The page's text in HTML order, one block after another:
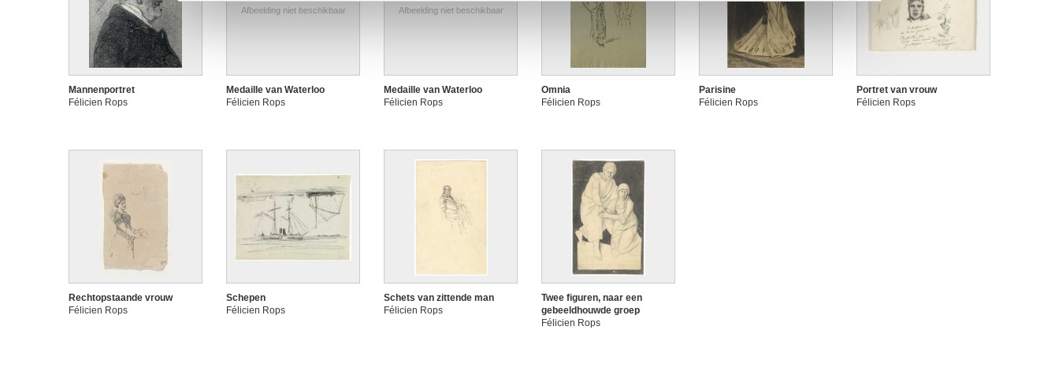
Mannenportret
Félicien Rops
Afbeelding niet beschikbaar
Medaille van Waterloo
Félicien Rops
Afbeelding niet beschikbaar
Medaille van Waterloo
Félicien Rops
Omnia
Félicien Rops
Parisine
Félicien Rops
Portret van vrouw
Félicien Rops
Rechtopstaande vrouw
Félicien Rops
Schepen
Félicien Rops
Schets van zittende man
Félicien Rops
Twee figuren, naar een
gebeeldhouwde groep
Félicien Rops